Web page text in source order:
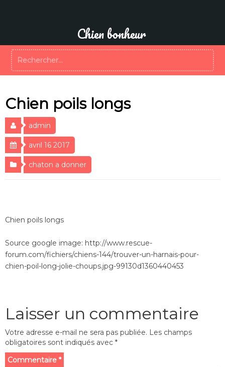
Chien bonheur
Chien poils longs
admin
avril 16 2017
chaton a donner
Chien poils longs
Source google image: http://www.rescue-
forum.com/fichiers/chiens-144/trouver-un-harnais-pour-
chien-poil-long-jolie-choups.jpg-99130d1360440453
Laisser un commentaire
Votre adresse e-mail ne sera pas publiée. Les champs
obligatoires sont indiqués avec *
Commentaire *
Rechercher :